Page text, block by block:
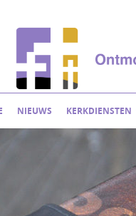
NIEUWS KERKDIENSTEN